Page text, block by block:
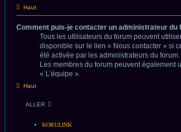
Haut
Comment puis-je contacter un administrateur du
Tous les utilisateurs du forum peuvent
disponible sur le lien « Nous contacter » si
été activée par les administrateurs du forum.
Les membres du forum peuvent également
« L’équipe ».
Haut
ALLER
KORULINK